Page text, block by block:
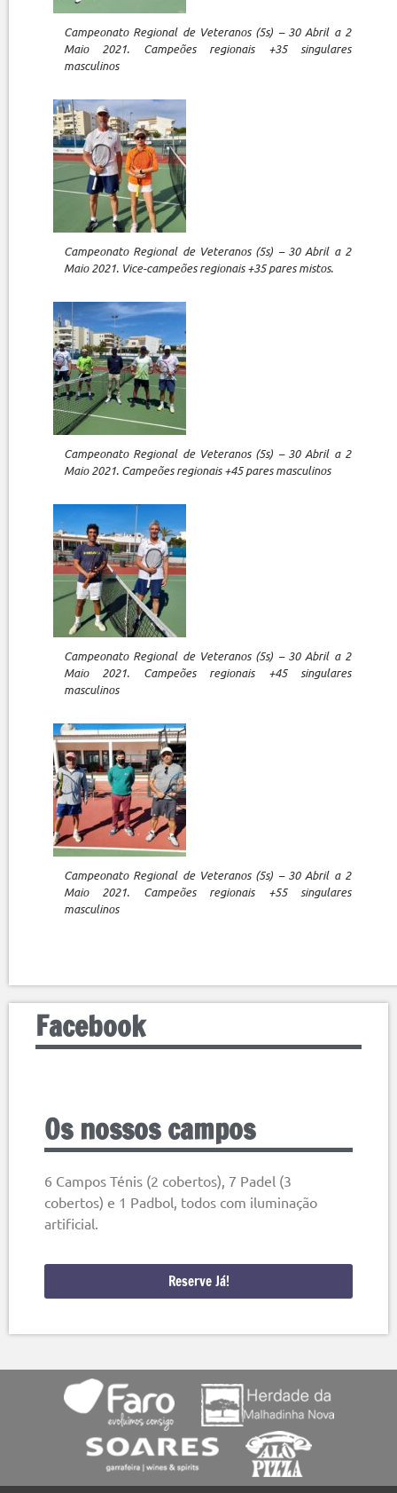
Campeonato Regional de Veteranos (5s) – 30 Abril a 2
Maio 2021. Campeões regionais +35 singulares
masculinos
Campeonato Regional de Veteranos (5s) – 30 Abril a 2
Maio 2021. Vice-campeões regionais +35 pares mistos.
Campeonato Regional de Veteranos (5s) – 30 Abril a 2
Maio 2021. Campeões regionais +45 pares masculinos
Campeonato Regional de Veteranos (5s) – 30 Abril a 2
Maio 2021. Campeões regionais +45 singulares
masculinos
Campeonato Regional de Veteranos (5s) – 30 Abril a 2
Maio 2021. Campeões regionais +55 singulares
masculinos
Facebook
Os nossos campos
6 Campos Ténis (2 cobertos), 7 Padel (3
cobertos) e 1 Padbol, todos com iluminação
artificial.
Reserve Já!